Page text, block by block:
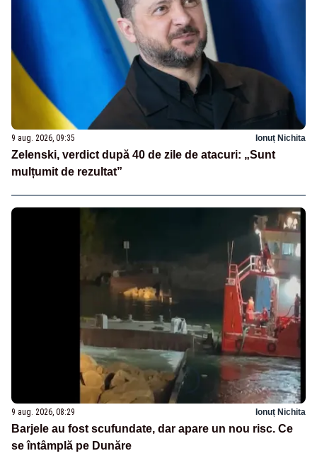
9 aug. 2026, 09:35 Ionuț Nichita
Zelenski, verdict după 40 de zile de atacuri: „Sunt
mulțumit de rezultat”
9 aug. 2026, 08:29 Ionuț Nichita
Barjele au fost scufundate, dar apare un nou risc. Ce
se întâmplă pe Dunăre